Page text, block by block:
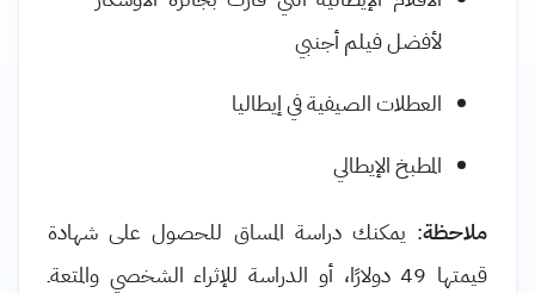
لأفضل فيلم أجنبي
العطلات الصيفية في إيطاليا
المطبخ الإيطالي
ملاحظة: يمكنك دراسة المساق للحصول على شهادة
قيمتها 49 دولارًا، أو الدراسة للإثراء الشخصي والمتعةـ